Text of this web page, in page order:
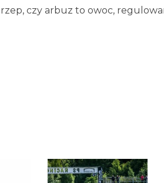
czy arbuz to owoc,